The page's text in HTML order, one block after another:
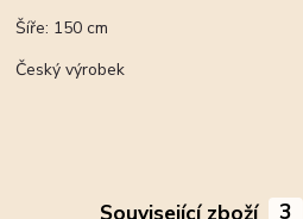
Šíře: 150 cm
Český výrobek
Související zboží 3